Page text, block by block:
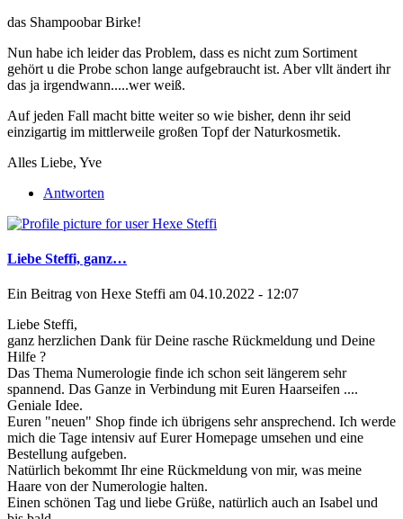
das Shampoobar Birke!
Nun habe ich leider das Problem, dass es nicht zum Sortiment
gehört u die Probe schon lange aufgebraucht ist. Aber vllt ändert ihr
das ja irgendwann.....wer weiß.
Auf jeden Fall macht bitte weiter so wie bisher, denn ihr seid
einzigartig im mittlerweile großen Topf der Naturkosmetik.
Alles Liebe, Yve
Antworten
Liebe Steffi, ganz…
Ein Beitrag von Hexe Steffi am 04.10.2022 - 12:07
Liebe Steffi,
ganz herzlichen Dank für Deine rasche Rückmeldung und Deine
Hilfe ?
Das Thema Numerologie finde ich schon seit längerem sehr
spannend. Das Ganze in Verbindung mit Euren Haarseifen ....
Geniale Idee.
Euren "neuen" Shop finde ich übrigens sehr ansprechend. Ich werde
mich die Tage intensiv auf Eurer Homepage umsehen und eine
Bestellung aufgeben.
Natürlich bekommt Ihr eine Rückmeldung von mir, was meine
Haare von der Numerologie halten.
Einen schönen Tag und liebe Grüße, natürlich auch an Isabel und